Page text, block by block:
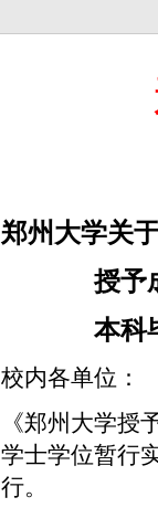
郑州大学关
授予
本科
校内各单位：
《郑州大学
学士学位暂行
行。